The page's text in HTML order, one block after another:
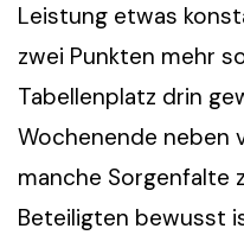
Leistung etwas
zwei Punkten mehr
Tabellenplatz drin
Wochenende neben
manche Sorgenfalte
Beteiligten bewusst